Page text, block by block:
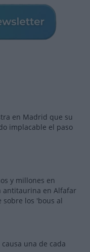
en Madrid que su
implacable el paso
y millones en
antitaurina en Alfafar
sobre los 'bous al
una de cada